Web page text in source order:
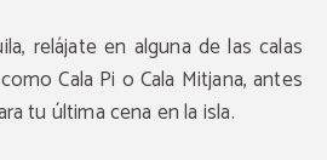
relájate en alguna de las calas
Cala Pi o Cala Mitjana, antes
tu última cena en la isla.